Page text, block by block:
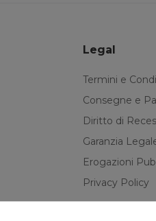
Legal
Termini e
Consegne e
Diritto di
Garanzia
Erogazioni
Privacy Policy